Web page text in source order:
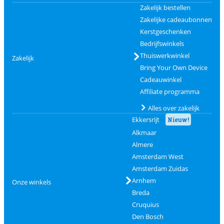
Zakelijk
Zakelijk bestellen
Zakelijke cadeaubonnen
Kerstgeschenken
Bedrijfswinkels
Thuiswerkwinkel
Bring Your Own Device
Cadeauwinkel
Affiliate programma
Alles over zakelijk
Onze winkels
Ekkersrijt Nieuw!
Alkmaar
Almere
Amsterdam West
Amsterdam Zuidas
Arnhem
Breda
Cruquius
Den Bosch